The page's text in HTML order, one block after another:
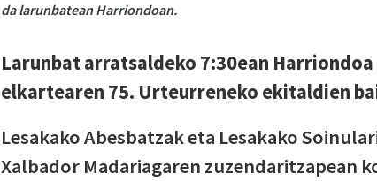
da larunbatean Harriondoan.
Larunbat arratsaldeko 7:30ean
elkartearen 75. Urteurreneko ekitaldien
Lesakako Abesbatzak eta Lesakako
Xalbador Madariagaren zuzendaritzapean